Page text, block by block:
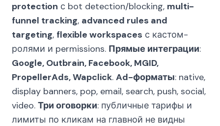
protection с bot detection/blocking, multi-
funnel tracking, advanced rules and
targeting, flexible workspaces с кастом-
ролями и permissions. Прямые интеграции:
Google, Outbrain, Facebook, MGID,
PropellerAds, Wapclick. Ad-форматы: native,
display banners, pop, email, search, push, social,
video. Три оговорки: публичные тарифы и
лимиты по кликам на главной не видны